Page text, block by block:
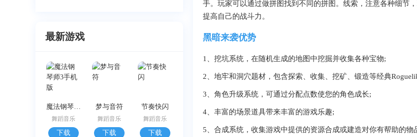
最新游戏
魔法钢琴师3手机版
舞蹈音乐
下载
梦与音符
舞蹈音乐
下载
节奏快闪
舞蹈音乐
下载
手。玩家可以通过做拼图找到不同的拼图。线索，注意各种细节
提高自己的战斗力。
黑暗来袭优势
1、挖坑系统，在随机生成的地图中挖掘并收集各种宝物;
2、地牢和洞穴题材，包含探索、收集、挖矿、锻造等经典
3、角色升级系统，可通过分配点数使您的角色成长;
4、丰富的场景道具带来丰富的游戏乐趣;
5、合成系统，收集游戏中提供的资源合成或建造对你有帮助的物